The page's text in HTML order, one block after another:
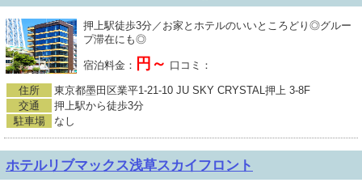
押上駅徒歩3分／お家とホテルのいいところどり◎グルー
プ滞在にも◎
宿泊料金： 円～ 口コミ：
住所
東京都墨田区業平1-21-10 JU SKY CRYSTAL押上 3-8F
交通
押上駅から徒歩3分
駐車場
なし
ホテルリブマックス浅草スカイフロント